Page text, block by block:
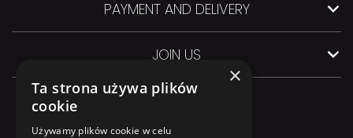
PAYMENT AND DELIVERY
JOIN US
×
Ta strona używa plików
cookie
Używamy plików cookie w celu